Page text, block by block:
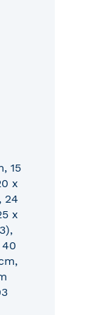
15
x
24
x